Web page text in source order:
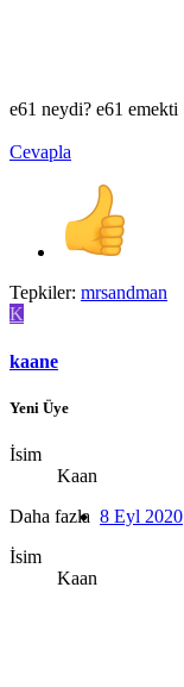
e61 neydi? e61 emekti
Cevapla
Tepkiler: mrsandman
K
kaane
Yeni Üye
İsim
Kaan
Daha fazla
İsim
Kaan
8 Eyl 2020